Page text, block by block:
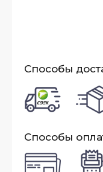
Способы
Способы